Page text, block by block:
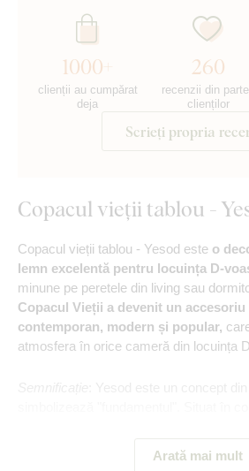
1000+
clienții au cumpărat
deja
260
recenzii din
clienților
Scrieți propria
Copacul vieții tablou -
Copacul vieții tablou - Yesod este o
lemn excelentă pentru locuința D-
minune pe peretele din living sau
Copacul Vieții a devenit un accesoriu
contemporan, modern și popular,
atmosfera în orice cameră din locuința
Arată mai mult